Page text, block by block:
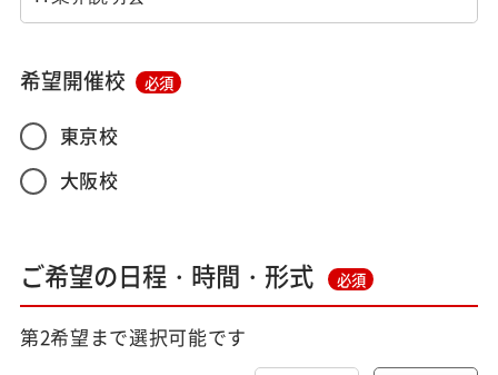
希望開催校 必須
東京校
大阪校
ご希望の日程・時間・形式 必須
第2希望まで選択可能です